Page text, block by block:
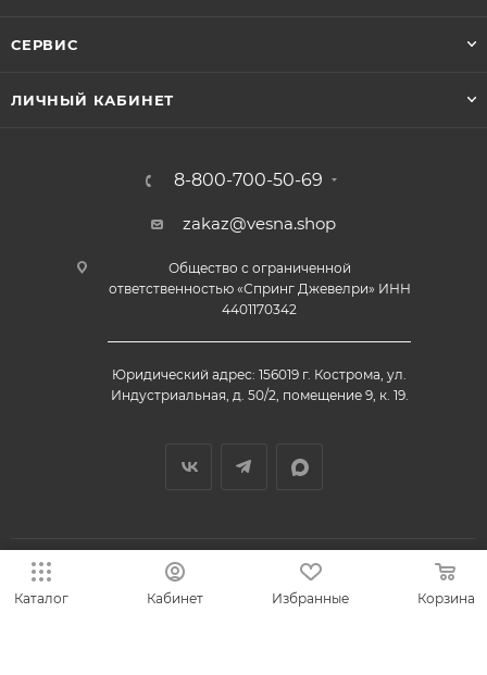
СЕРВИС
ЛИЧНЫЙ КАБИНЕТ
8-800-700-50-69
zakaz@vesna.shop
Общество с ограниченной
ответственностью «Спринг Джевелри» ИНН
4401170342
Юридический адрес: 156019 г. Кострома, ул.
Индустриальная, д. 50/2, помещение 9, к. 19.
Каталог Кабинет Избранные Корзина